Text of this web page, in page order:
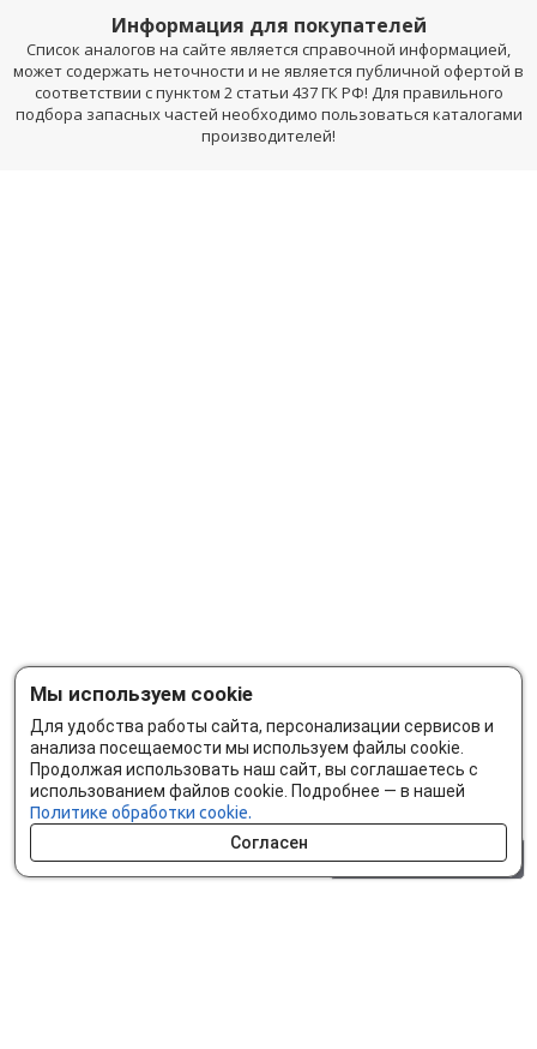
Информация для покупателей
Список аналогов на сайте является справочной информацией,
может содержать неточности и не является публичной офертой в
соответствии с пунктом 2 статьи 437 ГК РФ! Для правильного
подбора запасных частей необходимо пользоваться каталогами
производителей!
Мы используем cookie
Для удобства работы сайта, персонализации сервисов и
анализа посещаемости мы используем файлы cookie.
Продолжая использовать наш сайт, вы соглашаетесь с
использованием файлов cookie. Подробнее — в нашей
Политике обработки cookie.
Согласен